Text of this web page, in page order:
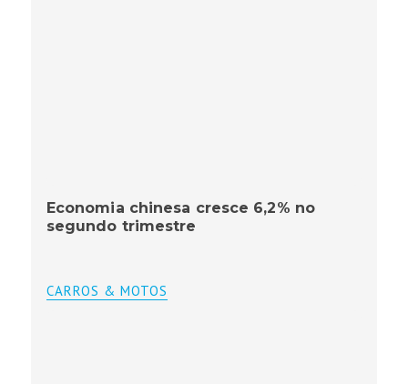
Economia chinesa cresce 6,2% no
segundo trimestre
CARROS & MOTOS